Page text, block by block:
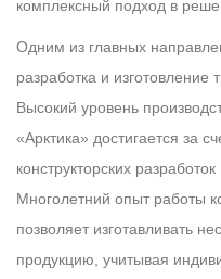
комплексный подход в
Одним из главных
разработка и
Высокий уровень
«Арктика» достигается за
конструкторских
Многолетний опыт работы
позволяет изготавливать
продукцию, учитывая